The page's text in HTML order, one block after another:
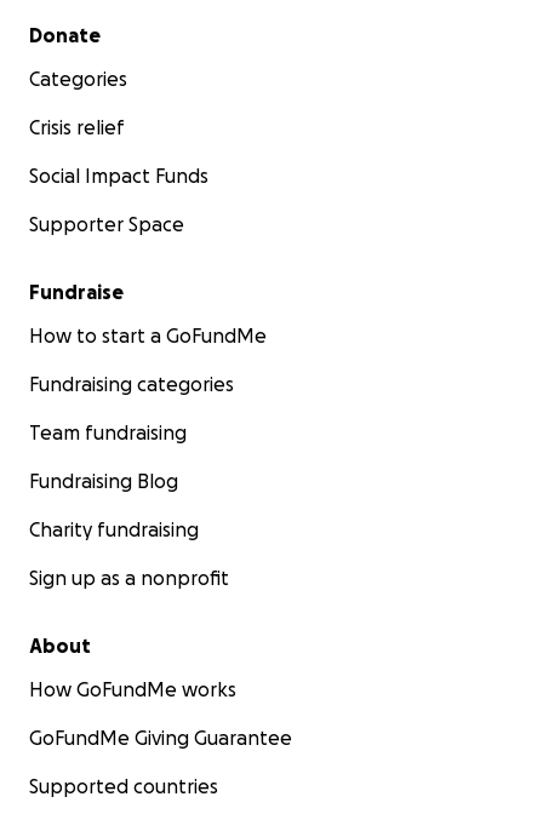
Secondary menu
Donate
Categories
Crisis relief
Social Impact Funds
Supporter Space
Fundraise
How to start a GoFundMe
Fundraising categories
Team fundraising
Fundraising Blog
Charity fundraising
Sign up as a nonprofit
About
How GoFundMe works
GoFundMe Giving Guarantee
Supported countries